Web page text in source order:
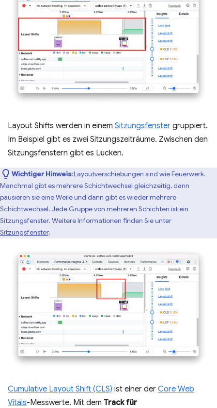
Layout Shifts werden in einem Sitzungsfenster gruppiert.
Im Beispiel gibt es zwei Sitzungszeiträume. Zwischen den
Sitzungsfenstern gibt es Lücken.
Wichtiger Hinweis:Layoutverschiebungen sind wie Feuerwerk.
Manchmal gibt es mehrere Schichtwechsel gleichzeitig, dann
pausieren sie eine Weile und dann gibt es wieder mehrere
Schichtwechsel. Jede Gruppe von mehreren Schichten ist ein
Sitzungsfenster. Weitere Informationen finden Sie unter
Sitzungsfenster.
Cumulative Layout Shift (CLS) ist einer der Core Web
Vitals-Messwerte. Mit dem Track für